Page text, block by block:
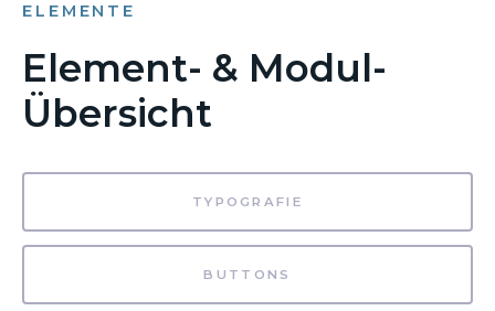
ELEMENTE
Element- & Modul-
Übersicht
TYPOGRAFIE
BUTTONS